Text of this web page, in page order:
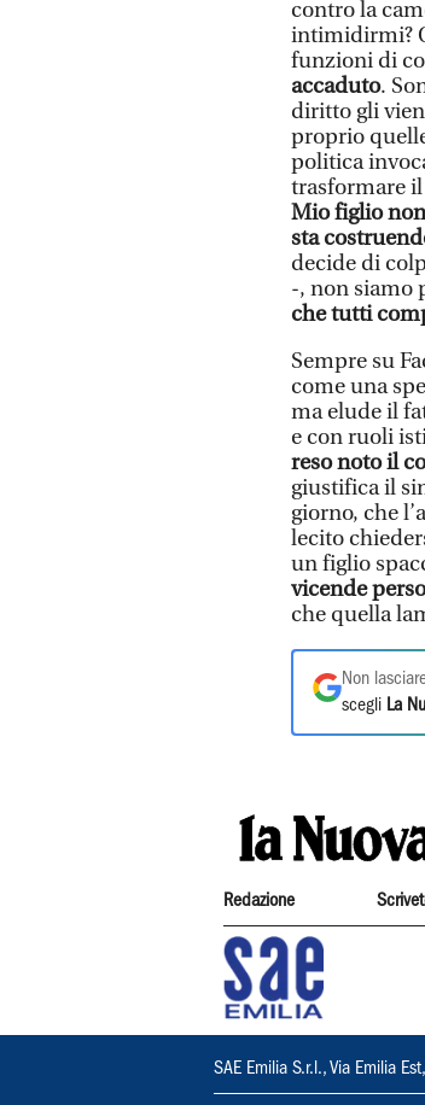
contro la
intimidirmi?
funzioni di
accaduto.
diritto gli
proprio
politica
trasformare
Mio figlio
sta
decide di
-, non siamo
che tutti
Sempre su
come una
ma elude il
e con ruoli
reso noto il
giustifica il
giorno, che
lecito
un figlio
vicende
che quella
Non
scegli La
Redazione
SAE Emilia S.r.l., Via Emilia